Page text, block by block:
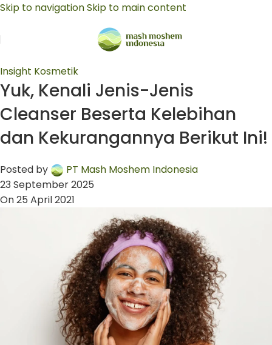
Skip to navigationSkip to main content
Insight Kosmetik
Yuk, Kenali Jenis-Jenis
Cleanser Beserta Kelebihan
dan Kekurangannya Berikut Ini!
Posted by
PT Mash Moshem Indonesia
23 September 2025
On 25 April 2021